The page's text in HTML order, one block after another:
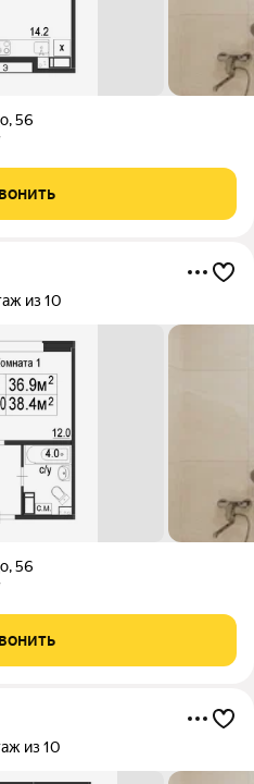
,56
из 10
,56
из 10